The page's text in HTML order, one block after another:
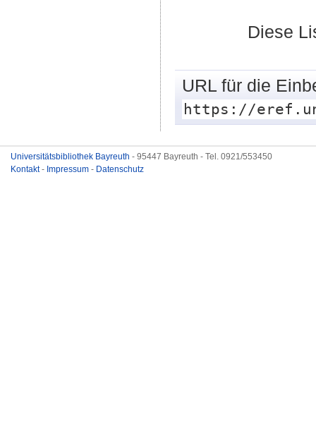
Diese
URL für die
https://
Universitätsbibliothek Bayreuth - 95447 Bayreuth - Tel. 0921/553450
Kontakt- Impressum - Datenschutz